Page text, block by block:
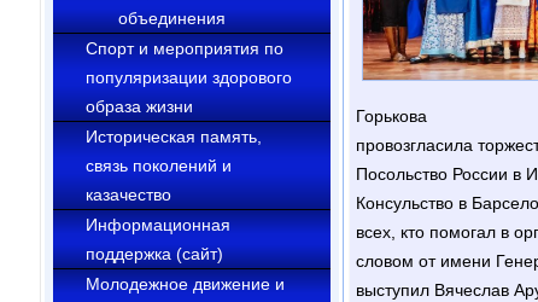
объединения
Cпорт и мероприятия по
популяризации здорового
образа жизни
Историческая память,
связь поколений и
казачество
Информационная
поддержка (сайт)
Молодежное движение и
Горькова
провозгласила
Посольство России в
Консульство в
всех, кто помогал в
словом от имени
выступил Вячеслав